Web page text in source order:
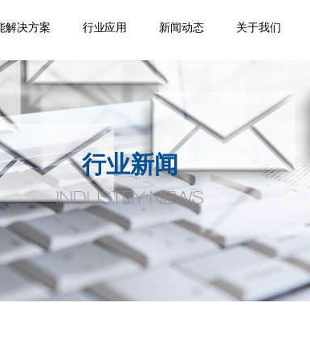
焊缝跟踪器
专机焊缝跟踪系统
机器人焊缝跟踪系
统
激光位移传感器
点式位移传感器
线式位移传感器
轮廓测量系统
焊缝扫描系统
焊缝寻位系统
焊接相机
空间定位系统
机器视觉
通用外围设备
监控盒
解决方案 行业应用 新闻动态
企业新闻
行业动态
关于我们
行业新闻
INDUSTRY NEWS